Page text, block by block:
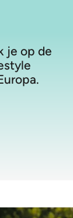
je op de